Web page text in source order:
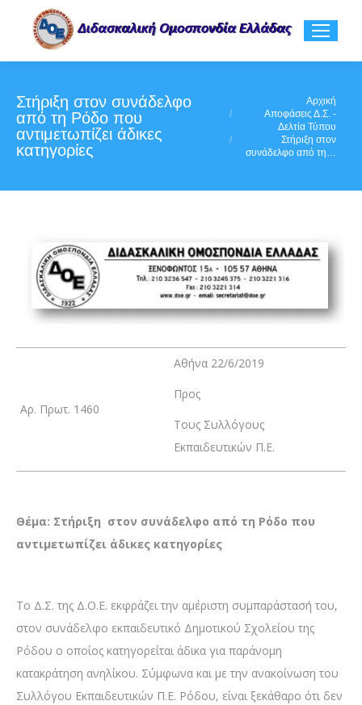
Στήριξη στον συνάδελφο
από τη Ρόδο που
αντιμετωπίζει άδικες
κατηγορίες
Αρχική
Αποφάσεις Δ.Σ. -
Δελτία Τύπου
Στήριξη στον
συνάδελφο από τη…
Αρ. Πρωτ. 1460
Αθήνα 22/6/2019
Προς
Τους Συλλόγους
Εκπαιδευτικών Π.Ε.
Θέμα: Στήριξη στον συνάδελφο από τη Ρόδο που
αντιμετωπίζει άδικες κατηγορίες
Το Δ.Σ. της Δ.Ο.Ε. εκφράζει την αμέριστη συμπαράστασή του,
στον συνάδελφο εκπαιδευτικό Δημοτικού Σχολείου της
Ρόδου ο οποίος κατηγορείται άδικα για παράνομη
κατακράτηση ανηλίκου. Σύμφωνα και με την ανακοίνωση του
Συλλόγου Εκπαιδευτικών Π.Ε. Ρόδου, είναι ξεκάθαρο ότι δεν